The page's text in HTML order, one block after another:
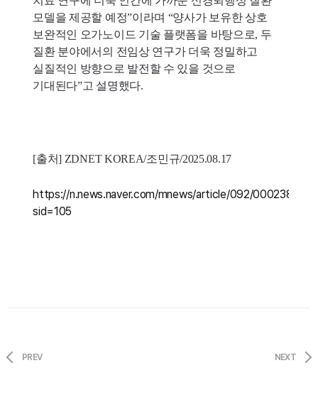
모델을 제공할 예정”이라며 “양사가 보유한 상호
보완적인 오가노이드 기술 플랫폼을 바탕으로, 두
질환 분야에서의 전임상 연구가 더욱 정밀하고
실질적인 방향으로 발전할 수 있을 것으로
기대된다”고 설명했다.
[출처] ZDNET KOREA/조민규/2025.08.17
https://n.news.naver.com/mnews/article/092/
sid=105
PREV NEXT